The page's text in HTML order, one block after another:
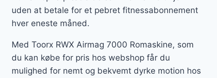
uden at betale for et pebret fitnessabonnement
hver eneste måned.
Med Toorx RWX Airmag 7000 Romaskine, som
du kan købe for pris hos webshop får du
mulighed for nemt og bekvemt dyrke motion hos